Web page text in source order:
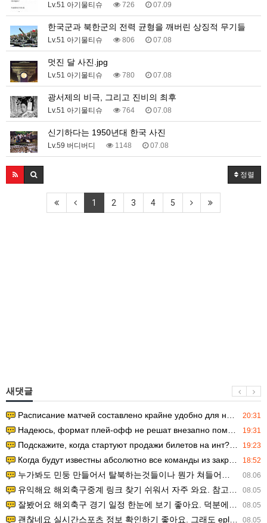
Lv.51 아기물티슈 726 07.09
한국군과 북한군의 전력 균형을 깨버린 상징적 무기들
Lv.51 아기물티슈 806 07.08
멋진 달 사진.jpg
Lv.51 아기물티슈 780 07.08
광서제의 비극, 그리고 진비의 최후
Lv.51 아기물티슈 764 07.08
신기하다는 1950년대 한국 사진
Lv.59 버디버디 1148 07.08
정렬
1 2 3 4 5
새댓글
20:31
Расписание матчей составлено крайне удобно для нашего часово…
19:31
Надеюсь, формат плей-офф не решат внезапно поменять. https:/…
19:23
Подскажите, когда стартуют продажи билетов на инт? https://g…
18:52
Когда будут известны абсолютно все команды из закрытых квали…
08.06
누가봐도 민둥 만들어서 탈북하는것들이나 뭔가 쳐들어오는 낌새를 미리 알아차리기 위함이지 저걸 전쟁준비라고 하…
08.05
유익해요 해외축구중계 링크 찾기 쉬워서 자주 와요. 참고로 무료스포츠중계 정보 확인할 때 출처 꼭 체크해요.…
08.05
잘봤어요 해외축구 경기 일정 한눈에 보기 좋아요. 덕분에 epl중계 볼 때 공식 중계 채널 먼저 찾아봐요. …
08.05
괜찮네요 실시간스포츠 정보 확인하기 좋아요. 그래도 epl중계 볼 때 공식 중계 채널 먼저 찾아봐요. 북마크…